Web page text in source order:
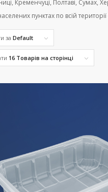
Кременчуці, Полтаві, Сумах,
пунктах по всій
за Default
16 Товарів на сторінці